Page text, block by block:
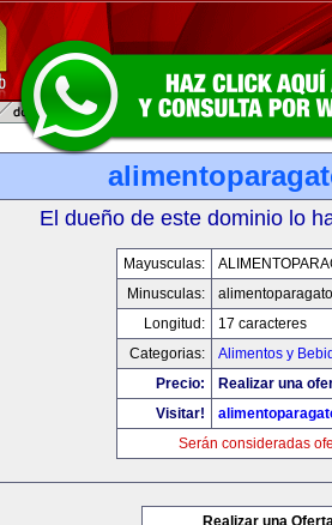
El dueño de este dominio lo
Mayusculas:
Minusculas:
Longitud:
17 caracteres
Categorias:
Alimentos y
Precio:
Realizar una
Visitar!
Serán consideradas
Realizar una